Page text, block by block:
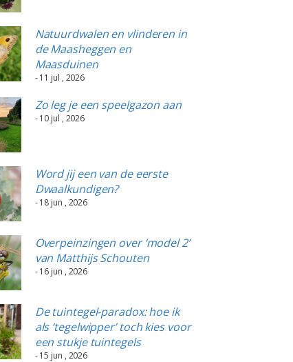
Natuurdwalen en vlinderen in
de Maasheggen en
Maasduinen
- 11 jul , 2026
Zo leg je een speelgazon aan
- 10 jul , 2026
Word jij een van de eerste
Dwaalkundigen?
- 18 jun , 2026
Overpeinzingen over ‘model 2’
van Matthijs Schouten
- 16 jun , 2026
De tuintegel-paradox: hoe ik
als ‘tegelwipper’ toch kies voor
een stukje tuintegels
- 15 jun , 2026